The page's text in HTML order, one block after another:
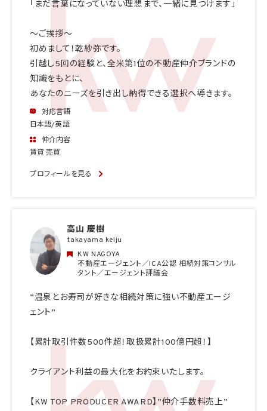
「まだ言葉になっていない理想まで、一緒に見つけます」
〜ご挨拶〜
初めまして！乾紗弥です。
引越し5回の経験と、全米第1位の不動産仲介ブランドの
知識をもとに、
あなたのニーズを引き出し納得できる選択へ導きます。
対応言語
日本語/英語
仲介内容
賃貸 売買
プロフィールを見る
高山 慶樹
takayama keiju
KW NAGOYA
不動産エージェント／ICA公認 相続対策コンサル
タント／エージェント評議会
”温泉とお寿司が好きな相続対策に強い不動産エージ
ェント”
【累計取引件数500件超！取扱累計100億円超！】
クライアント利益の最大化をお約束いたします。
【KW TOP PRODUCER AWARD】”仲介手数料売上”